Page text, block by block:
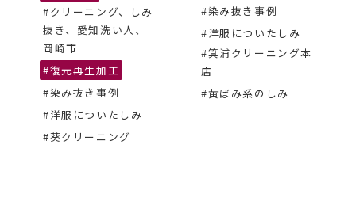
#クリーニング、しみ
抜き、愛知洗い人、
岡崎市
#復元再生加工
#染み抜き事例
#洋服についたしみ
#葵クリーニング
#染み抜き事例
#洋服についたしみ
#箕浦クリーニング本
店
#黄ばみ系のしみ